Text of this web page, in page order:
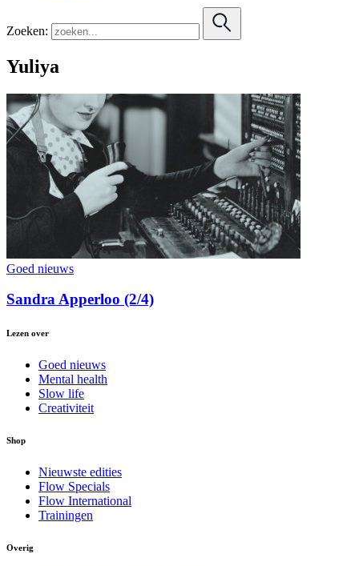
Zoeken:
Yuliya
Goed nieuws
Sandra Apperloo (2/4)
Lezen over
Goed nieuws
Mental health
Slow life
Creativiteit
Shop
Nieuwste edities
Flow Specials
Flow International
Trainingen
Overig